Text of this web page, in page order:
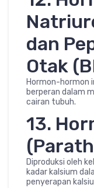
dan
Otak
Hormon-hormon
berperan dalam
cairan tubuh.
13.
Diproduksi oleh
kadar kalsium
penyerapan